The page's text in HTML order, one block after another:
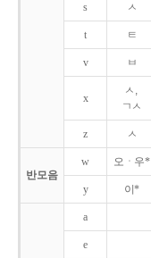
s ㅅ
t ㅌ
v ㅂ
x
ㅅ,
ㄱㅅ
z ㅅ
반모음
w 오ㆍ우*
y 이*
a
e